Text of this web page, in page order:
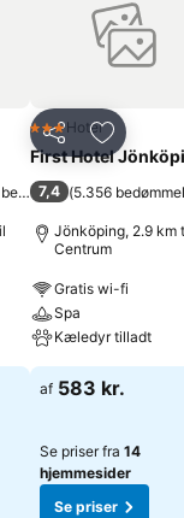
)
Del Føj til
3 Stjerner
Hotel
First Hotel
7,4 (5.356
Jönköping, 2.9 km
Centrum
Gratis wi-fi
Spa
Kæledyr tilladt
af 583 kr.
Se priser fra 14
hjemmesider
Se priser